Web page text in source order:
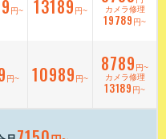
円~ 13189 円~
カメラ修理
19789 円~
円~ 10989 円~
8789 円~
カメラ修理
13189 円~